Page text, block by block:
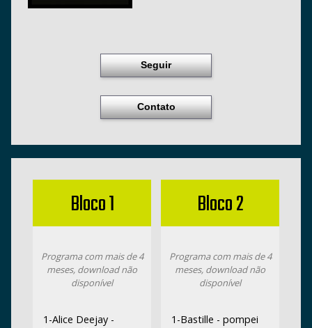
Seguir
Contato
Bloco 1
Programa com mais de 4
meses, download não
disponível
1-Alice Deejay -
Bloco 2
Programa com mais de 4
meses, download não
disponível
1-Bastille - pompei